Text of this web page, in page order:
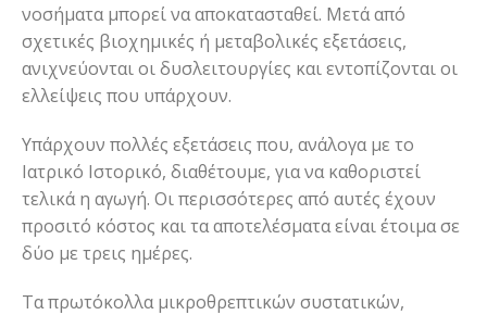
νοσήματα μπορεί να αποκατασταθεί. Μετά από
σχετικές βιοχημικές ή μεταβολικές εξετάσεις,
ανιχνεύονται οι δυσλειτουργίες και εντοπίζονται οι
ελλείψεις που υπάρχουν.
Υπάρχουν πολλές εξετάσεις που, ανάλογα με το
Ιατρικό Ιστορικό, διαθέτουμε, για να καθοριστεί
τελικά η αγωγή. Οι περισσότερες από αυτές έχουν
προσιτό κόστος και τα αποτελέσματα είναι έτοιμα σε
δύο με τρεις ημέρες.
Τα πρωτόκολλα μικροθρεπτικών συστατικών,